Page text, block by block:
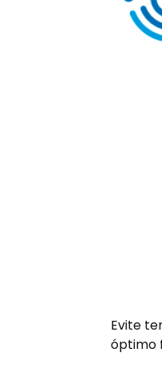
Evite
óptimo